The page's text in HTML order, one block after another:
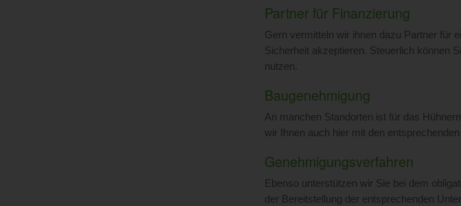
Partner für Finanzierung
Gern vermitteln wir ihnen dazu Partner für
Sicherheit akzeptieren. Steuerlich können
nutzen.
Baugenehmigung
An manchen Standorten ist für das
wir Ihnen auch hier mit den
Genehmigungsverfahren
Ebenso unterstützen wir Sie bei dem
der Bereitstellung der entsprechenden